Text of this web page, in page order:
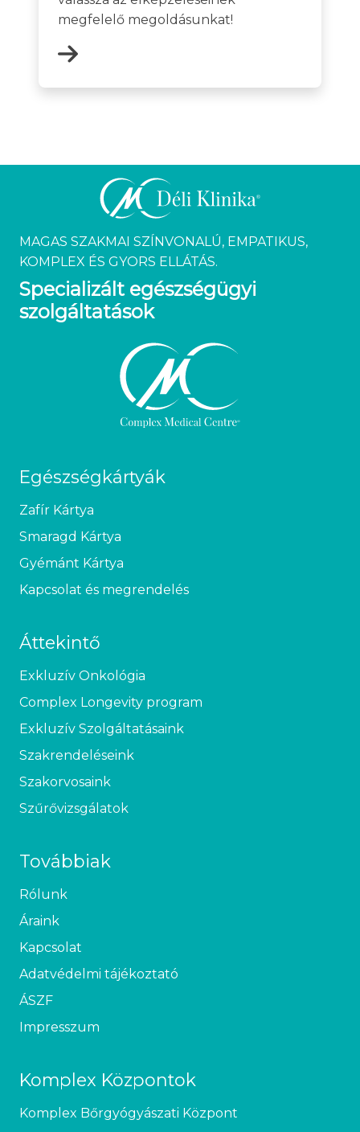
megfelelő megoldásunkat!
MAGAS SZAKMAI SZÍNVONALÚ, EMPATIKUS,
KOMPLEX ÉS GYORS ELLÁTÁS.
Specializált egészségügyi
szolgáltatások
Egészségkártyák
Zafír Kártya
Smaragd Kártya
Gyémánt Kártya
Kapcsolat és megrendelés
Áttekintő
Exkluzív Onkológia
Complex Longevity program
Exkluzív Szolgáltatásaink
Szakrendeléseink
Szakorvosaink
Szűrővizsgálatok
Továbbiak
Rólunk
Áraink
Kapcsolat
Adatvédelmi tájékoztató
ÁSZF
Impresszum
Komplex Központok
Komplex Bőrgyógyászati Központ